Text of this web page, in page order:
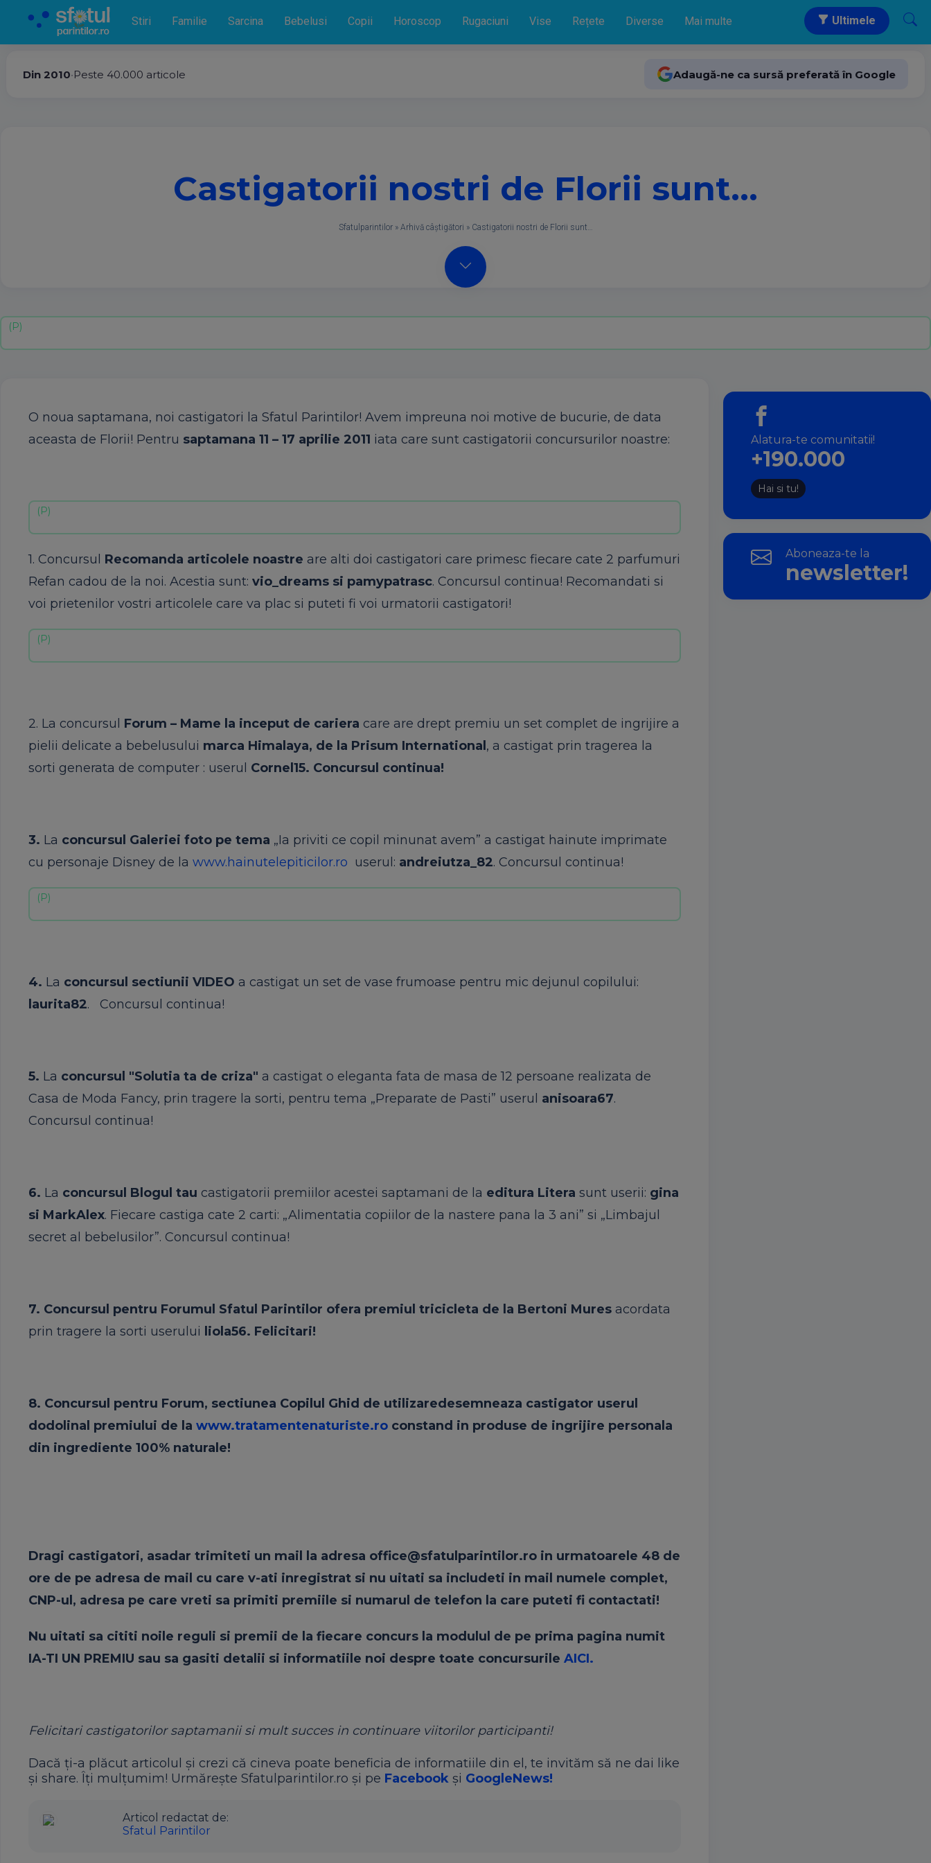
Stiri Familie Sarcina Bebelusi Copii Horoscop Rugaciuni Vise Rețete Diverse Mai multe Ultimele
Din 2010•Peste 40.000 articole Adaugă-ne ca sursă preferată în Google
Castigatorii nostri de Florii sunt…
Sfatulparintilor» Arhivă câștigători » Castigatorii nostri de Florii sunt…
O noua saptamana, noi castigatori la Sfatul Parintilor! Avem impreuna noi motive de bucurie, de data
aceasta de Florii! Pentru saptamana 11 – 17 aprilie 2011 iata care sunt castigatorii concursurilor noastre:
1. Concursul Recomanda articolele noastre are alti doi castigatori care primesc fiecare cate 2 parfumuri
Refan cadou de la noi. Acestia sunt: vio_dreams si pamypatrasc. Concursul continua! Recomandati si
voi prietenilor vostri articolele care va plac si puteti fi voi urmatorii castigatori!
2. La concursul Forum – Mame la inceput de cariera care are drept premiu un set complet de ingrijire a
pielii delicate a bebelusului marca Himalaya, de la Prisum International , a castigat prin tragerea la
sorti generata de computer : userul Cornel15. Concursul continua!
3. La concursul Galeriei foto pe tema „Ia priviti ce copil minunat avem” a castigat hainute imprimate
cu personaje Disney de la www.hainutelepiticilor.ro userul: andreiutza_82. Concursul continua!
4. La concursul sectiunii VIDEO a castigat un set de vase frumoase pentru mic dejunul copilului:
laurita82. Concursul continua!
5. La concursul "Solutia ta de criza" a castigat o eleganta fata de masa de 12 persoane realizata de
Casa de Moda Fancy, prin tragere la sorti, pentru tema „Preparate de Pasti” userul anisoara67.
Concursul continua!
6. La concursul Blogul tau castigatorii premiilor acestei saptamani de la editura Litera sunt userii: gina
si MarkAlex. Fiecare castiga cate 2 carti: „Alimentatia copiilor de la nastere pana la 3 ani” si „Limbajul
secret al bebelusilor”. Concursul continua!
7. Concursul pentru Forumul Sfatul Parintilor ofera premiul tricicleta de la Bertoni Mures acordata
prin tragere la sorti userului liola56. Felicitari!
8. Concursul pentru Forum, sectiunea Copilul Ghid de utilizaredesemneaza castigator userul
dodolinal premiului de la www.tratamentenaturiste.ro constand in produse de ingrijire personala
din ingrediente 100% naturale!
Dragi castigatori, asadar trimiteti un mail la adresa office@sfatulparintilor.ro in urmatoarele 48 de
ore de pe adresa de mail cu care v-ati inregistrat si nu uitati sa includeti in mail numele complet,
CNP-ul, adresa pe care vreti sa primiti premiile si numarul de telefon la care puteti fi contactati!
Nu uitati sa cititi noile reguli si premii de la fiecare concurs la modulul de pe prima pagina numit
IA-TI UN PREMIU sau sa gasiti detalii si informatiile noi despre toate concursurile AICI.
Felicitari castigatorilor saptamaniisimult succes in continuare viitorilor participanti!
Dacă ți-a plăcut articolul și crezi că cineva poate beneficia de informatiile din el, te invităm să ne dai like
și share. Îți mulțumim! Urmărește Sfatulparintilor.ro și pe Facebook și GoogleNews!
Articol redactat de:
Sfatul Parintilor
Alatura-te comunitatii!
+190.000
Hai si tu!
Aboneaza-te la
newsletter!